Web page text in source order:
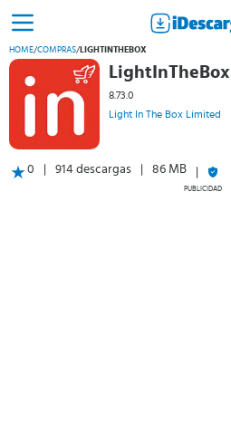
HOME/COMPRAS/ LIGHTINTHEBOX
LightInTheBox
8.73.0
Light In The Box Limited
0 914 descargas 86 MB
PUBLICIDAD